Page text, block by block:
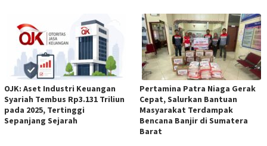
OJK: Aset Industri Keuangan
Syariah Tembus Rp3.131 Triliun
pada 2025, Tertinggi
Sepanjang Sejarah
Pertamina Patra Niaga Gerak
Cepat, Salurkan Bantuan
Masyarakat Terdampak
Bencana Banjir di Sumatera
Barat